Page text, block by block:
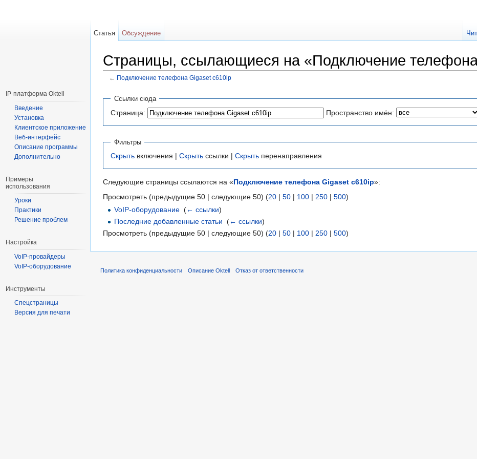
Страницы, ссылающиеся на «Подключение
← Подключение телефона Gigaset c610ip
Ссылки сюда
Страница: Пространство имён:
Фильтры
Скрыть включения | Скрыть ссылки | Скрыть перенаправления
Следующие страницы ссылаются на «Подключение телефона Gigaset c610ip»:
Просмотреть (предыдущие 50 | следующие 50) (20 | 50 | 100 | 250 | 500)
VoIP-оборудование (← ссылки)
Последние добавленные статьи
(← ссылки)
Просмотреть (предыдущие 50 | следующие 50) (20 | 50 | 100 | 250 | 500)
Статья Обсуждение
IP-платформа Oktell
Введение
Установка
Клиентское приложение
Веб-интерфейс
Описание программы
Дополнительно
Примеры
использования
Уроки
Практики
Решение проблем
Настройка
VoIP-провайдеры
VoIP-оборудование
Инструменты
Спецстраницы
Версия для печати
Политика конфиденциальности Описание Oktell Отказ от ответственности